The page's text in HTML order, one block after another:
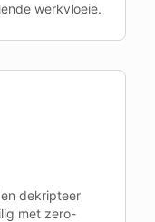
werkvloeie.
dekripteer
met zero-